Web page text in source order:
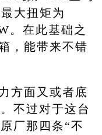
大扭矩为
。在此基础之
，能带来不错
方面又或者底
不过对于这台
厂那四条“不